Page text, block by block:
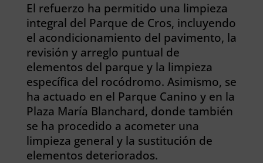
El refuerzo ha permitido una limpieza
integral del Parque de Cros, incluyendo
el acondicionamiento del pavimento, la
revisión y arreglo puntual de
elementos del parque y la limpieza
específica del rocódromo. Asimismo, se
ha actuado en el Parque Canino y en la
Plaza María Blanchard, donde también
se ha procedido a acometer una
limpieza general y la sustitución de
elementos deteriorados.